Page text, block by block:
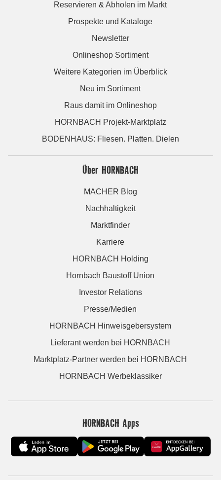
Reservieren & Abholen im Markt
Prospekte und Kataloge
Newsletter
Onlineshop Sortiment
Weitere Kategorien im Überblick
Neu im Sortiment
Raus damit im Onlineshop
HORNBACH Projekt-Marktplatz
BODENHAUS: Fliesen. Platten. Dielen
Über HORNBACH
MACHER Blog
Nachhaltigkeit
Marktfinder
Karriere
HORNBACH Holding
Hornbach Baustoff Union
Investor Relations
Presse/Medien
HORNBACH Hinweisgebersystem
Lieferant werden bei HORNBACH
Marktplatz-Partner werden bei HORNBACH
HORNBACH Werbeklassiker
HORNBACH Apps